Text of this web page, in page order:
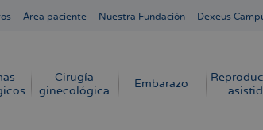
Área paciente Nuestra Fundación Dexeus
Cirugía
ginecológica
Embarazo